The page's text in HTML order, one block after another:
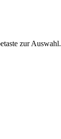
zur Auswahl.